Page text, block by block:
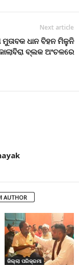
Next article
ମୁତାବକ ଧାନ ବିହନ ମିଳୁନି
ବ୍ଲକ ଅଂଚଳରେ
AUTHOR
ଜିଲ୍ଲା ପରିକ୍ରମା